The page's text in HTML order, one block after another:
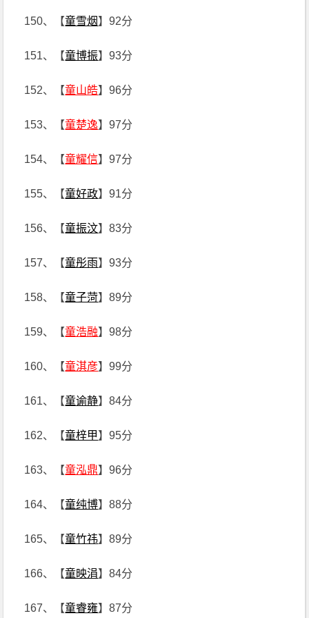
150、【童雪烟】92分
151、【童博振】93分
152、【童山皓】96分
153、【童楚逸】97分
154、【童耀信】97分
155、【童好政】91分
156、【童振汶】83分
157、【童彤雨】93分
158、【童子菏】89分
159、【童浩融】98分
160、【童淇彦】99分
161、【童谕静】84分
162、【童梓甲】95分
163、【童泓鼎】96分
164、【童纯博】88分
165、【童竹祎】89分
166、【童映涓】84分
167、【童睿雍】87分